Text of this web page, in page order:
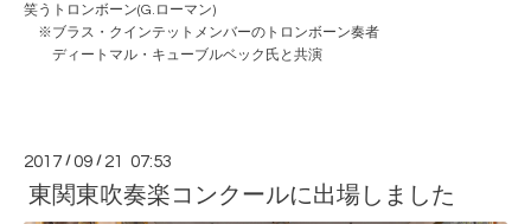
笑うトロンボーン(G.ローマン)
※ブラス・クインテットメンバーのトロンボーン奏者
ディートマル・キューブルベック氏と共演
2017 /09 / 21 07:53
東関東吹奏楽コンクールに出場しました